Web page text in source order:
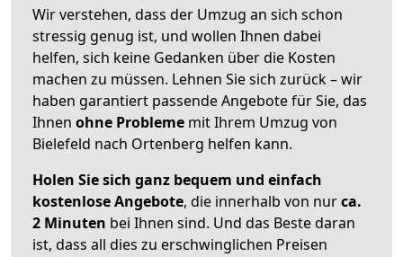
Wir verstehen, dass der Umzug an sich schon
stressig genug ist, und wollen Ihnen dabei
helfen, sich keine Gedanken über die Kosten
machen zu müssen. Lehnen Sie sich zurück – wir
haben garantiert passende Angebote für Sie, das
Ihnen ohne Probleme mit Ihrem Umzug von
Bielefeld nach Ortenberg helfen kann.
Holen Sie sich ganz bequem und einfach
kostenlose Angebote, die innerhalb von nurca.
2 Minuten bei Ihnen sind. Und das Beste daran
ist, dass all dies zu erschwinglichen Preisen